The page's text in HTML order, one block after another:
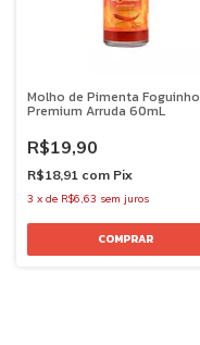
Molho de Pimenta Foguinho
Premium Arruda 60mL
R$19,90
R$18,91 com Pix
3 x de R$6,63 sem juros